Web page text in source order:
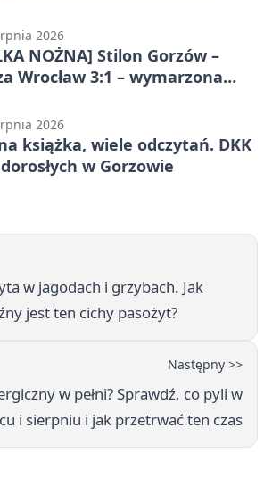
2026
NOŻNA] Stilon Gorzów –
Wrocław 3:1 – wymarzona
3 (Grupa III)
2026
książka, wiele odczytań. DKK
w Gorzowie
w jagodach i grzybach. Jak
jest ten cichy pasożyt?
Następny >>
w pełni? Sprawdź, co pyli w
i sierpniu i jak przetrwać ten czas